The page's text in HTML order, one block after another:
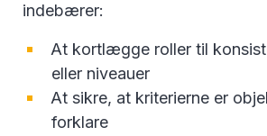
indebærer:
At kortlægge roller til
eller niveauer
At sikre, at kriterierne er
forklare